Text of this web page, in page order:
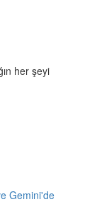
her şeyi
Gemini'de